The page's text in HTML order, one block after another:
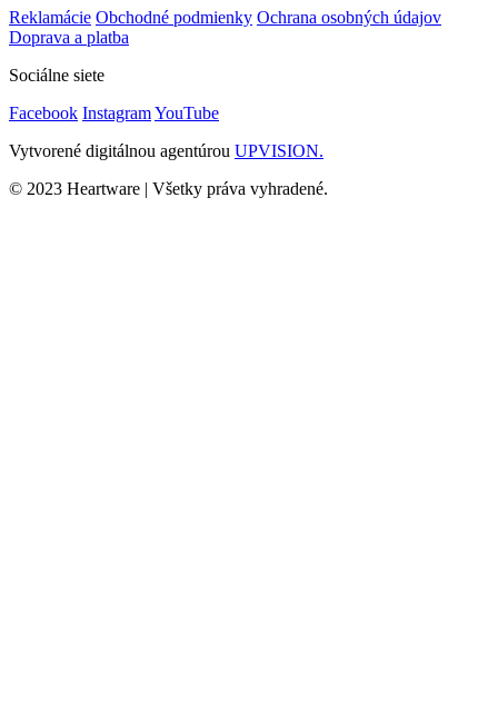
Reklamácie Obchodné podmienky Ochrana osobných údajov
Doprava a platba
Sociálne siete
Facebook InstagramYouTube
Vytvorené digitálnou agentúrou UPVISION.
© 2023 Heartware | Všetky práva vyhradené.